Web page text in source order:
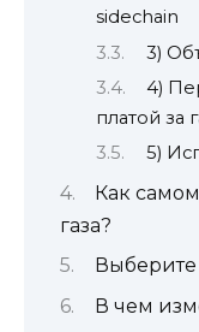
sidechain
3)
4)
платой за
5)
Как
газа?
В чем